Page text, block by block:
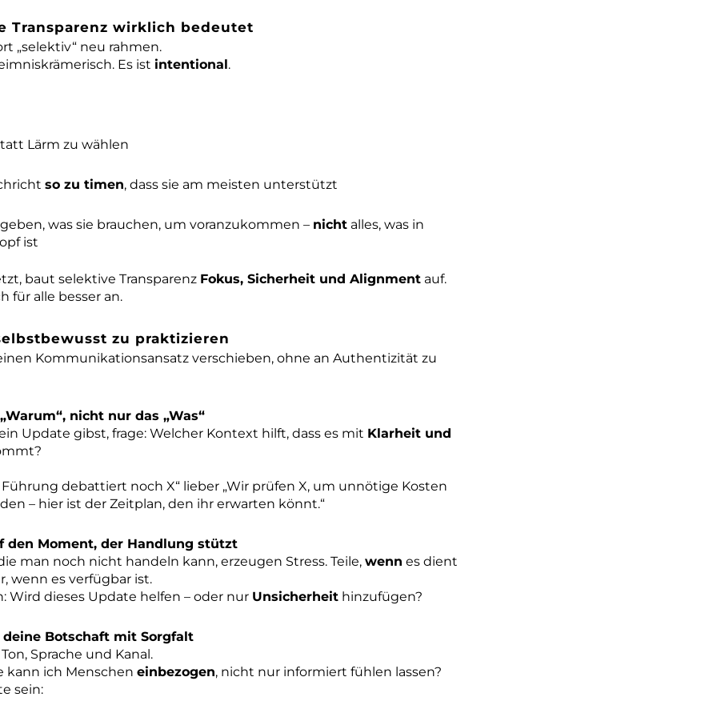
Transparenz wirklich bedeutet
„selektiv“ neu rahmen.
Es ist intentional.
Lärm zu wählen
so zu timen, dass sie am meisten unterstützt
was sie brauchen, um voranzukommen – nicht alles, was in
ist
baut selektive Transparenz Fokus, Sicherheit und Alignment auf.
für alle besser an.
zu praktizieren
Kommunikationsansatz verschieben, ohne an Authentizität zu
nicht nur das „Was“
Update gibst, frage: Welcher Kontext hilft, dass es mit Klarheit und
Führung debattiert noch X“ lieber „Wir prüfen X, um unnötige Kosten
– hier ist der Zeitplan, den ihr erwarten könnt.“
den Moment, der Handlung stützt
man noch nicht handeln kann, erzeugen Stress. Teile, wenn es dient
wenn es verfügbar ist.
Wird dieses Update helfen – oder nur Unsicherheit hinzufügen?
deine Botschaft mit Sorgfalt
Sprache und Kanal.
kann ich Menschen einbezogen, nicht nur informiert fühlen lassen?
sein: